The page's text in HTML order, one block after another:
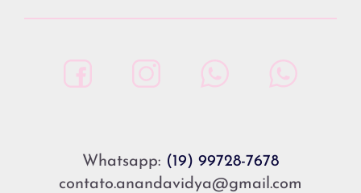
Whatsapp: (19) 99728-7678
contato.anandavidya@gmail.com